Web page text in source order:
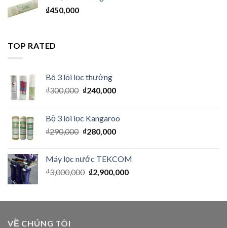
₫450,000
TOP RATED
Bô 3 lõi lọc thường
₫300,000 ₫240,000
Bộ 3 lõi lọc Kangaroo
₫290,000 ₫280,000
Máy lọc nước TEKCOM
₫3,000,000 ₫2,900,000
VỀ CHÚNG TÔI